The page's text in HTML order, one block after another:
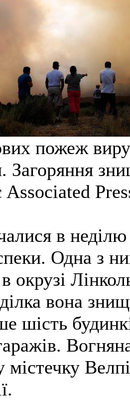
пожеж
Загоряння
Associated
в неділю
Одна з
окрузі
вона
шість
містечку